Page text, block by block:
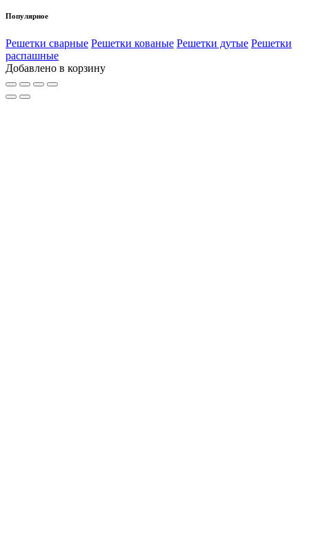
Популярное
Решетки сварные Решетки кованые Решетки дутые Решетки
распашные
Добавлено в корзину